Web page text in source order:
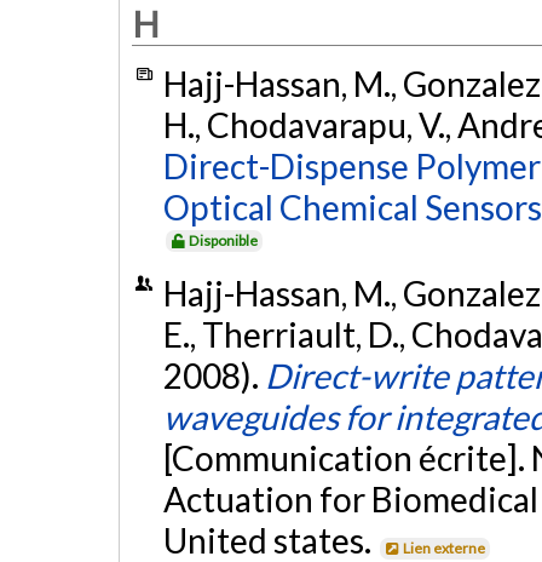
H
Hajj-Hassan, M.,
H., Chodavarapu, V.,
Direct-Dispense
Optical Chemical
Disponible
Hajj-Hassan, M.,
E., Therriault, D.,
2008). Direct-write
waveguides for
[Communication écrite].
Actuation for Biomedical
United states.
Lien externe